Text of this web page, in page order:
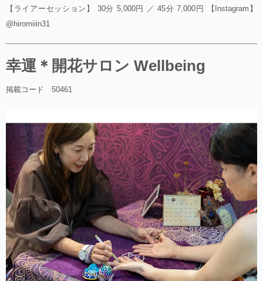
【ライアーセッション】 30分 5,000円 ／ 45分 7,000円 【Instagram】
@hiromiiin31
幸運＊開花サロン Wellbeing
掲載コード 50461